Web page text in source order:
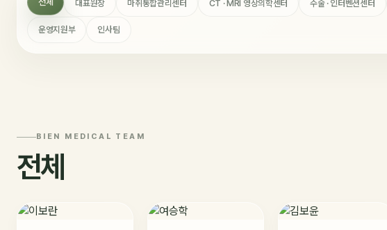
대표원장 마취통합관리센터 CT · MRI 영상의학센터 수술 · 인터벤션센터
운영지원부 인사팀
BIEN MEDICAL TEAM
전체